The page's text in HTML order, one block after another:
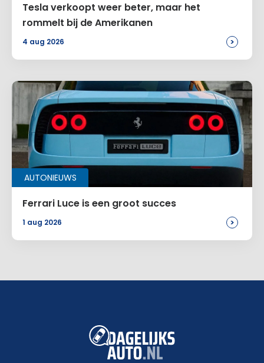
Tesla verkoopt weer beter, maar het
rommelt bij de Amerikanen
4 aug 2026 >
AUTONIEUWS
Ferrari Luce is een groot succes
1 aug 2026 >